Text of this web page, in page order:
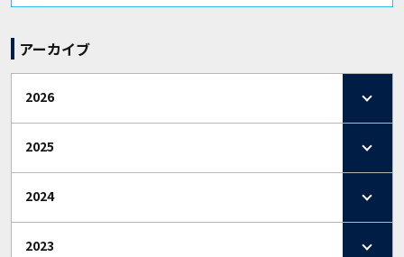
アーカイブ
2026
2025
2024
2023